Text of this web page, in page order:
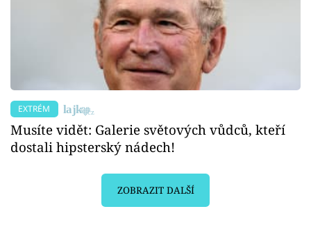
EXTRÉM
Musíte vidět: Galerie světových vůdců, kteří
dostali hipsterský nádech!
ZOBRAZIT DALŠÍ